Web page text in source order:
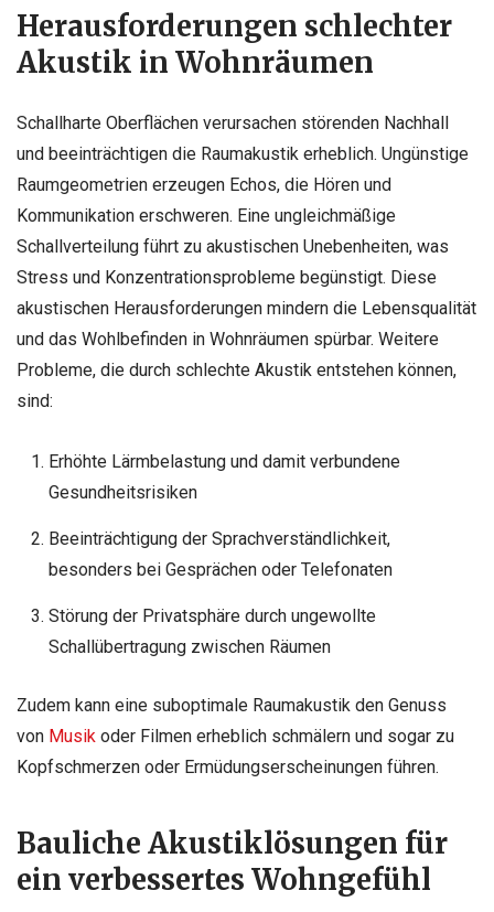
Herausforderungen schlechter
Akustik in Wohnräumen
Schallharte Oberflächen verursachen störenden Nachhall
und beeinträchtigen die Raumakustik erheblich. Ungünstige
Raumgeometrien erzeugen Echos, die Hören und
Kommunikation erschweren. Eine ungleichmäßige
Schallverteilung führt zu akustischen Unebenheiten, was
Stress und Konzentrationsprobleme begünstigt. Diese
akustischen Herausforderungen mindern die Lebensqualität
und das Wohlbefinden in Wohnräumen spürbar. Weitere
Probleme, die durch schlechte Akustik entstehen können,
sind:
Erhöhte Lärmbelastung und damit verbundene
Gesundheitsrisiken
Beeinträchtigung der Sprachverständlichkeit,
besonders bei Gesprächen oder Telefonaten
Störung der Privatsphäre durch ungewollte
Schallübertragung zwischen Räumen
Zudem kann eine suboptimale Raumakustik den Genuss
von Musik oder Filmen erheblich schmälern und sogar zu
Kopfschmerzen oder Ermüdungserscheinungen führen.
Bauliche Akustiklösungen für
ein verbessertes Wohngefühl